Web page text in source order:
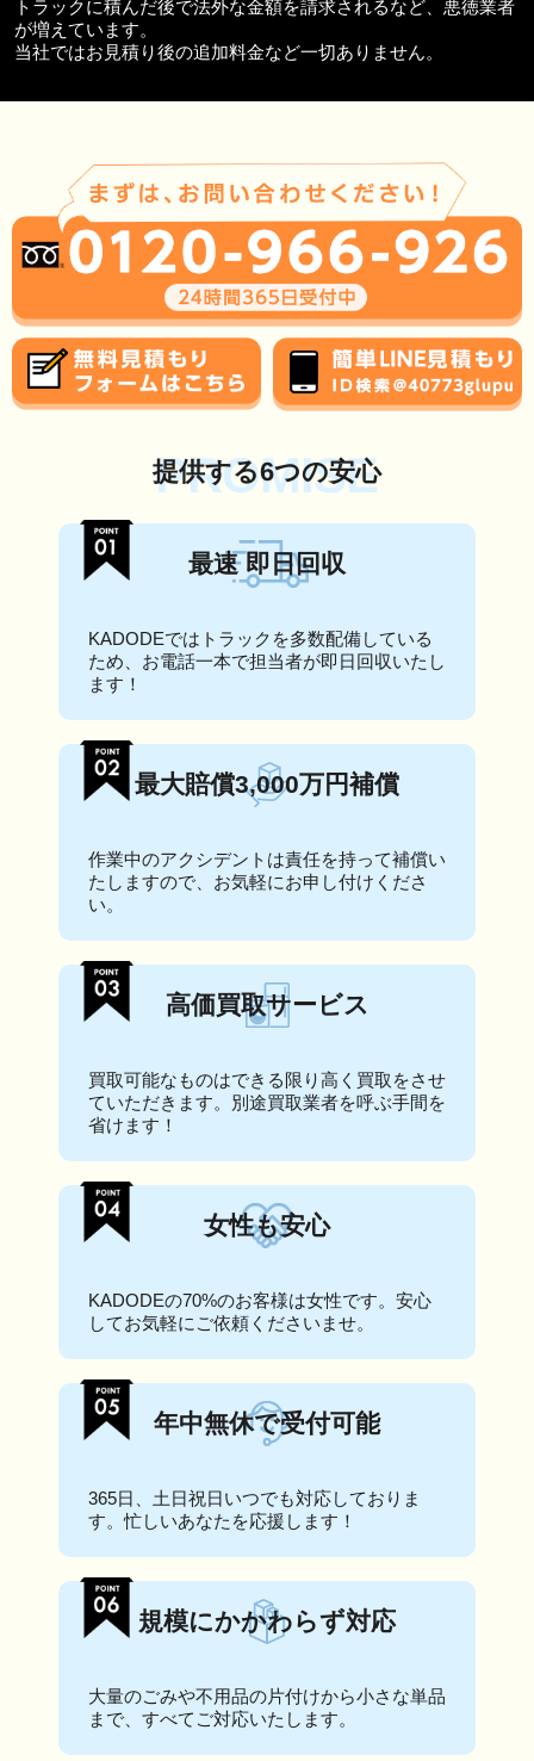
トラックに積んだ後で法外な金額を請求されるなど、悪徳業者
が増えています。
当社ではお見積り後の追加料金など一切ありません。
PROMISE
提供する6つの安心
最速 即日回収
KADODEではトラックを多数配備している
ため、お電話一本で担当者が即日回収いたし
ます！
最大賠償3,000万円補償
作業中のアクシデントは責任を持って補償い
たしますので、お気軽にお申し付けくださ
い。
高価買取サービス
買取可能なものはできる限り高く買取をさせ
ていただきます。別途買取業者を呼ぶ手間を
省けます！
女性も安心
KADODEの70%のお客様は女性です。安心
してお気軽にご依頼くださいませ。
年中無休で受付可能
365日、土日祝日いつでも対応しておりま
す。忙しいあなたを応援します！
規模にかかわらず対応
大量のごみや不用品の片付けから小さな単品
まで、すべてご対応いたします。